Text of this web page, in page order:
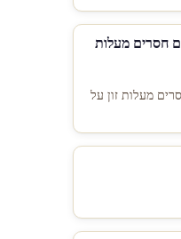
חסרים מעלות
מעלות זון על